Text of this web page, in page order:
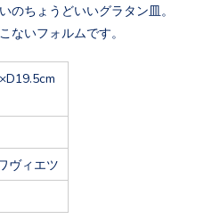
のちょうどいいグラタン皿。
ないフォルムです。
ヴィエツ